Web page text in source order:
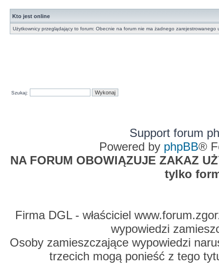
Kto jest online
Użytkownicy przeglądający to forum: Obecnie na forum nie ma żadnego zarejestrowanego
Szukaj:
Support forum
Powered by phpBB®
NA FORUM OBOWIĄZUJE ZAKAZ
tylko
Firma DGL - właściciel
wypowiedzi
Osoby zamieszczające wypowiedzi
trzecich mogą ponieść z tego